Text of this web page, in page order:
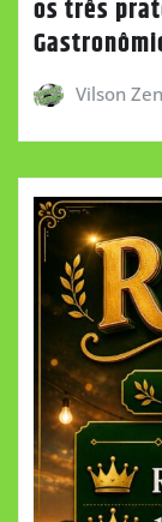
os três
Vilson